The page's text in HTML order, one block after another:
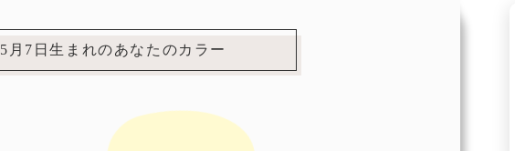
5月7日生まれのあなたのカラー